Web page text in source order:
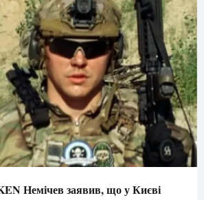
Немічев заявив, що у Києві